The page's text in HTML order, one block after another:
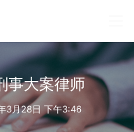
事大案律师
3月28日 下午3:46